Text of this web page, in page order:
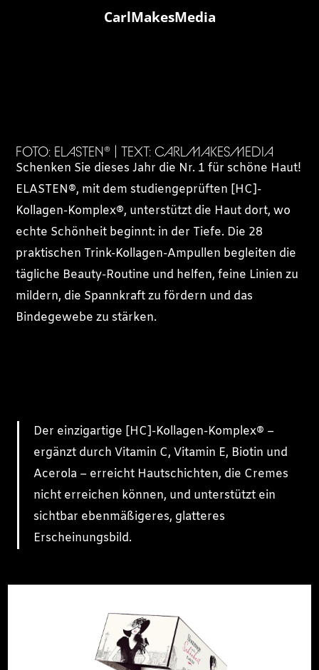
CarlMakesMedia
FOTO: ELASTEN® | TEXT: CARLMAKESMEDIA
Schenken Sie dieses Jahr die Nr. 1 für schöne Haut!
ELASTEN®, mit dem studiengeprüften [HC]-
Kollagen-Komplex®, unterstützt die Haut dort, wo
echte Schönheit beginnt: in der Tiefe. Die 28
praktischen Trink-Kollagen-Ampullen begleiten die
tägliche Beauty-Routine und helfen, feine Linien zu
mildern, die Spannkraft zu fördern und das
Bindegewebe zu stärken.
Der einzigartige [HC]-Kollagen-Komplex® –
ergänzt durch Vitamin C, Vitamin E, Biotin und
Acerola – erreicht Hautschichten, die Cremes
nicht erreichen können, und unterstützt ein
sichtbar ebenmäßigeres, glatteres
Erscheinungsbild.